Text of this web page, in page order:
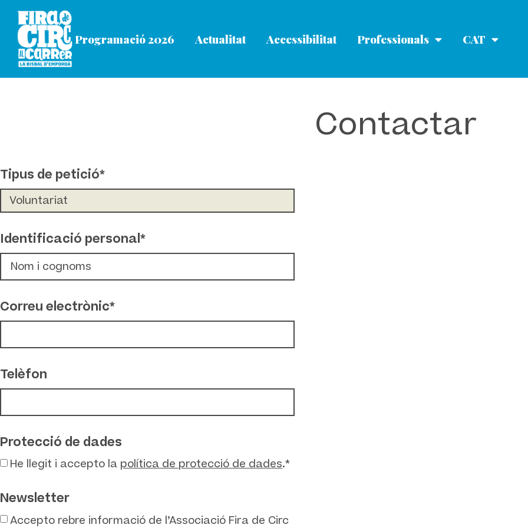
Programació 2026 Actualitat Accessibilitat Professionals CAT
Contactar
Tipus de petició*
Identificació personal*
Correu electrònic*
Telèfon
Protecció de dades
He llegit i accepto la política de protecció de dades.*
Newsletter
Accepto rebre informació de l’Associació Fira de Circ